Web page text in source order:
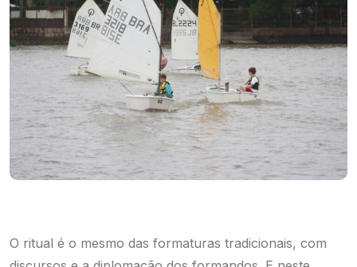
O ritual é o mesmo das formaturas tradicionais, com